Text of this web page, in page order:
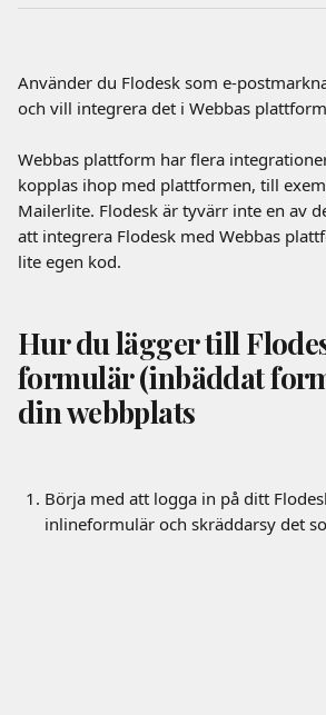
Använder du Flodesk som e-
och vill integrera det i Webbas
Webbas plattform har flera
kopplas ihop med plattformen, till
Mailerlite. Flodesk är tyvärr inte en av
att integrera Flodesk med Webbas
lite egen kod.
Hur du lägger till
formulär (inbäddat
din webbplats
Börja med att logga in på ditt
inlineformulär och skräddarsy det